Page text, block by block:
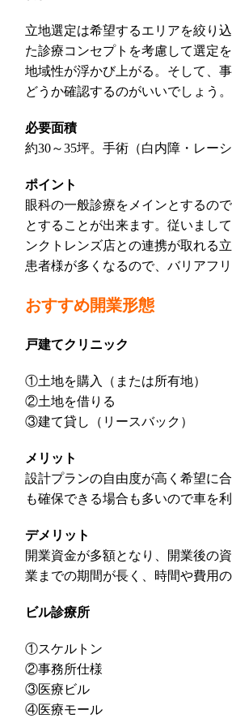
立地選定は希望するエリアを絞り
た診療コンセプトを考慮して選定
地域性が浮かび上がる。そして、
どうか確認するのがいいでしょう。
必要面積
約30～35坪。手術（白内障・レー
ポイント
眼科の一般診療をメインとするの
とすることが出来ます。従いまし
ンクトレンズ店との連携が取れる
患者様が多くなるので、バリアフ
おすすめ開業形態
戸建てクリニック
①土地を購入（または所有地）
②土地を借りる
③建て貸し（リースバック）
メリット
設計プランの自由度が高く希望に
も確保できる場合も多いので車を
デメリット
開業資金が多額となり、開業後の
業までの期間が長く、時間や費用
ビル診療所
①スケルトン
②事務所仕様
③医療ビル
④医療モール